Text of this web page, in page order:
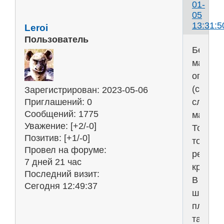
01-
05
Leroi
Пользователь
Зарегистрирован: 2023-05-06
Приглашений: 0
Сообщений: 1775
Уважение: [+2/-0]
Позитив: [+1/-0]
Провел на форуме:
7 дней 21 час
Последний визит:
Сегодня 12:49:37
Берёте
огурцы
слабо
режете
В